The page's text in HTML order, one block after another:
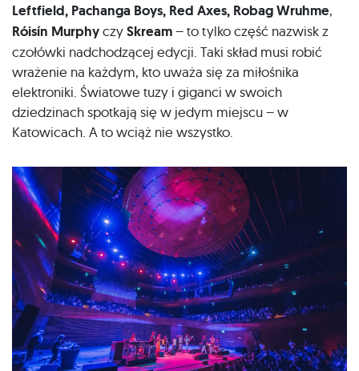
Leftfield, Pachanga Boys, Red Axes, Robag Wruhme,
Róisín MurphyczySkream– to tylko część nazwisk z
czołówki nadchodzącej edycji. Taki skład musi robić
wrażenie na każdym, kto uważa się za miłośnika
elektroniki. Światowe tuzy i giganci w swoich
dziedzinach spotkają się w jedym miejscu – w
Katowicach. A to wciąż nie wszystko.